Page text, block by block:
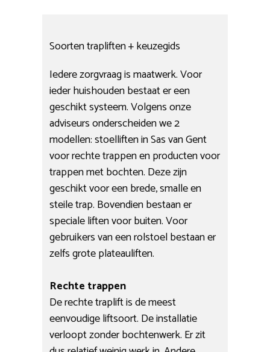
Soorten trapliften + keuzegids
Iedere zorgvraag is maatwerk. Voor
ieder huishouden bestaat er een
geschikt systeem. Volgens onze
adviseurs onderscheiden we 2
modellen: stoelliften in Sas van Gent
voor rechte trappen en producten voor
trappen met bochten. Deze zijn
geschikt voor een brede, smalle en
steile trap. Bovendien bestaan er
speciale liften voor buiten. Voor
gebruikers van een rolstoel bestaan er
zelfs grote plateauliften.
Rechte trappen
De rechte traplift is de meest
eenvoudige liftsoort. De installatie
verloopt zonder bochtenwerk. Er zit